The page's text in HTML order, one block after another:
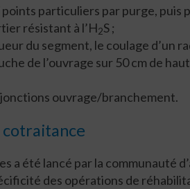
points particuliers par purge, puis
résistant à l’H2S ;
du segment, le coulage d’un
de l’ouvrage sur 50 cm de
ouvrage/branchement.
cotraitance
a été lancé par la communauté
des opérations de